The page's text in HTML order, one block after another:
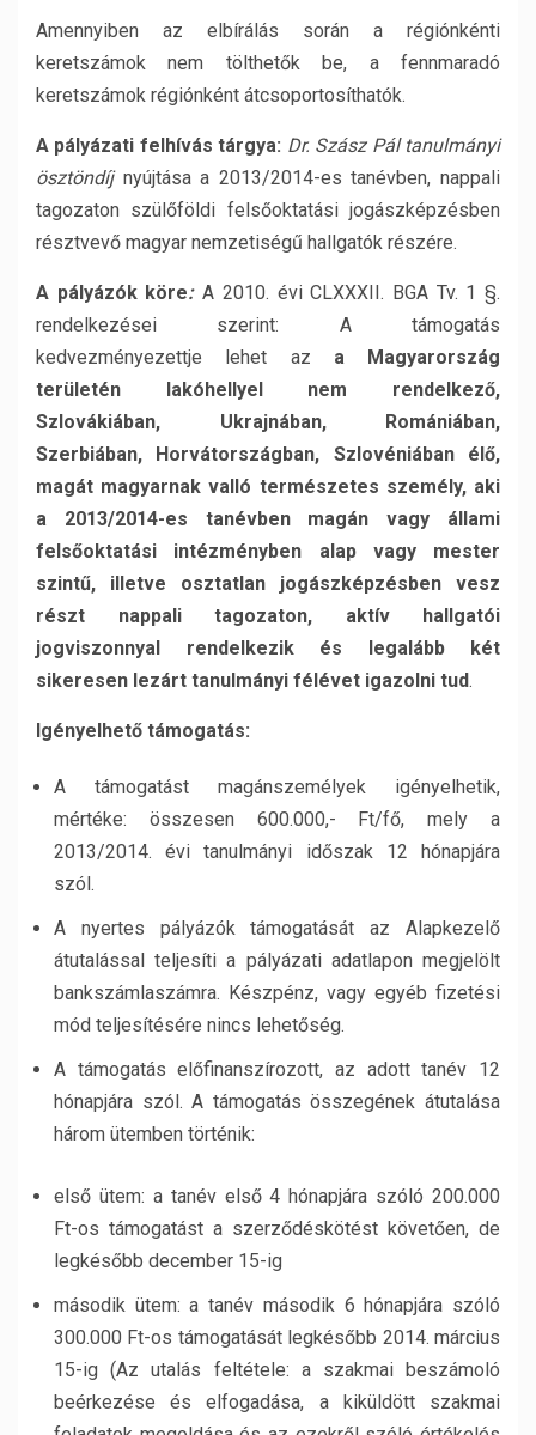
Amennyiben az elbírálás során a régiónkénti
keretszámok nem tölthetők be, a fennmaradó
keretszámok régiónként átcsoportosíthatók.
A pályázati felhívás tárgya: Dr. Szász Pál tanulmányi
ösztöndíjnyújtása a 2013/2014-es tanévben, nappali
tagozaton szülőföldi felsőoktatási jogászképzésben
résztvevő magyar nemzetiségű hallgatók részére.
A pályázók köre:A 2010. évi CLXXXII. BGA Tv. 1 §.
rendelkezései szerint: A támogatás
kedvezményezettje lehet az a Magyarország
területén lakóhellyel nem rendelkező,
Szlovákiában, Ukrajnában, Romániában,
Szerbiában, Horvátországban, Szlovéniában élő,
magát magyarnak valló természetes személy, aki
a 2013/2014-es tanévben magán vagy állami
felsőoktatási intézményben alap vagy mester
szintű, illetve osztatlan jogászképzésben vesz
részt nappali tagozaton, aktív hallgatói
jogviszonnyal rendelkezik és legalább két
sikeresen lezárt tanulmányi félévet igazolni tud.
Igényelhető támogatás:
A támogatást magánszemélyek igényelhetik,
mértéke: összesen 600.000,- Ft/fő, mely a
2013/2014. évi tanulmányi időszak 12 hónapjára
szól.
A nyertes pályázók támogatását az Alapkezelő
átutalással teljesíti a pályázati adatlapon megjelölt
bankszámlaszámra. Készpénz, vagy egyéb fizetési
mód teljesítésére nincs lehetőség.
A támogatás előfinanszírozott, az adott tanév 12
hónapjára szól. A támogatás összegének átutalása
három ütemben történik:
első ütem: a tanév első 4 hónapjára szóló 200.000
Ft-os támogatást a szerződéskötést követően, de
legkésőbb december 15-ig
második ütem: a tanév második 6 hónapjára szóló
300.000 Ft-os támogatását legkésőbb 2014. március
15-ig (Az utalás feltétele: a szakmai beszámoló
beérkezése és elfogadása, a kiküldött szakmai